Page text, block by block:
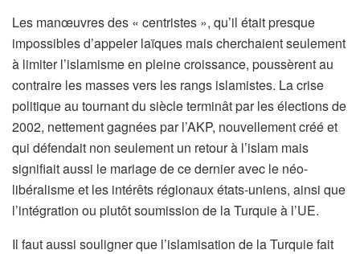
Les manœuvres des « centristes », qu’il était presque
impossibles d’appeler laïques mais cherchaient seulement
à limiter l’islamisme en pleine croissance, poussèrent au
contraire les masses vers les rangs islamistes. La crise
politique au tournant du siècle terminât par les élections de
2002, nettement gagnées par l’AKP, nouvellement créé et
qui défendait non seulement un retour à l’islam mais
signifiait aussi le mariage de ce dernier avec le néo-
libéralisme et les intérêts régionaux états-uniens, ainsi que
l’intégration ou plutôt soumission de la Turquie à l’UE.
Il faut aussi souligner que l’islamisation de la Turquie fait